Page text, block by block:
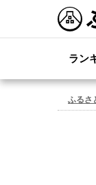
ラン
ふるさ